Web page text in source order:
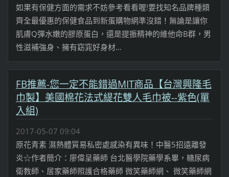
如果有保健方面的需求不妨參考看看喔!要找知名品牌種類
齊全最優惠的保健食品到新蛋購物網準沒錯！無論是讓你
肌膚Q彈水嫩的膠原蛋白，還是提振精神的維他命B群，男
性滋補強身、擁有窈窕好身材...
FB推薦-您一定不能錯過MIT商品【台灣興隆毛
巾製】美國棉花法式緹花雙人毛巾被--紫色(單
入組)
2017-05-07 09:04
原花青素 濕熱體質易私密處感染有異味！中醫5招遠離發
炎☆作者簡介：廖偉呈藥師 台北醫學院藥學系畢，糖尿病
衛教師、居家藥師照護合格藥師 微笑藥師網、 微笑藥師網